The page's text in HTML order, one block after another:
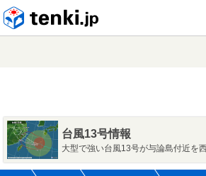
台風13号情報
大型で強い台風13号が与論島付近を